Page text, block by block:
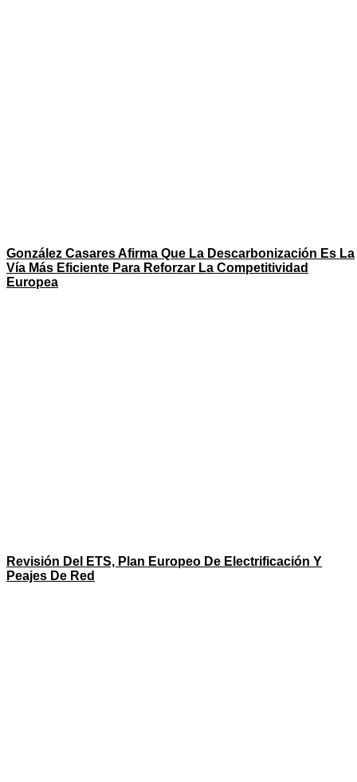
González Casares Afirma Que La Descarbonización Es La
Vía Más Eficiente Para Reforzar La Competitividad
Europea
Revisión Del ETS, Plan Europeo De Electrificación Y
Peajes De Red